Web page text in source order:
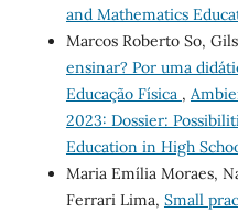
and Mathematics
Marcos Roberto So,
ensinar? Por uma
Educação Física ,
2023: Dossier:
Education in High
Maria Emília Moraes,
Ferrari Lima, Small